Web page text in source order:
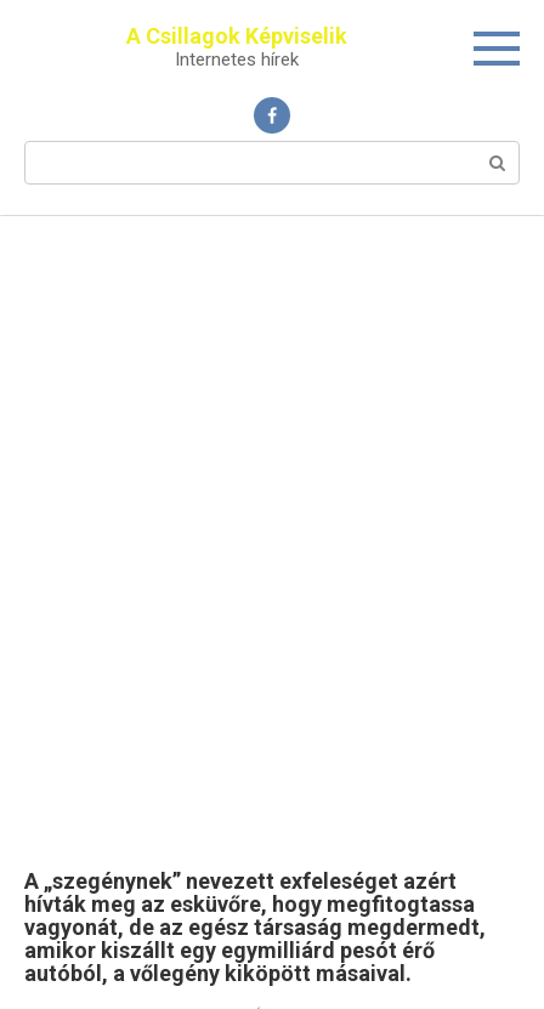
A Csillagok Képviselik
Internetes hírek
Поиск:
A „szegénynek” nevezett exfeleséget azért
hívták meg az esküvőre, hogy megfitogtassa
vagyonát, de az egész társaság megdermedt,
amikor kiszállt egy egymilliárd pesót érő
autóból, a vőlegény kiköpött másaival.